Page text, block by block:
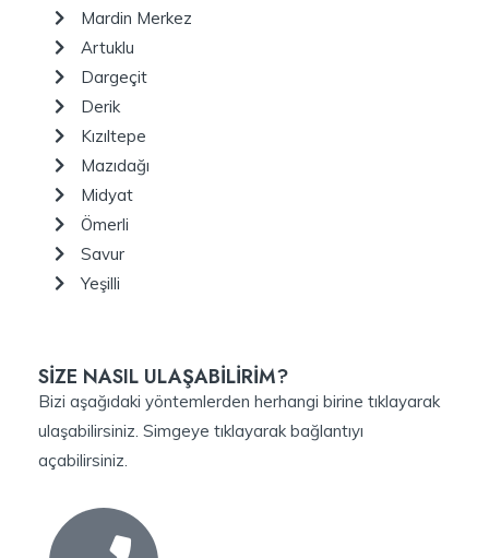
Mardin Merkez
Artuklu
Dargeçit
Derik
Kızıltepe
Mazıdağı
Midyat
Ömerli
Savur
Yeşilli
SİZE NASIL ULAŞABİLİRİM?
Bizi aşağıdaki yöntemlerden herhangi birine tıklayarak
ulaşabilirsiniz. Simgeye tıklayarak bağlantıyı
açabilirsiniz.